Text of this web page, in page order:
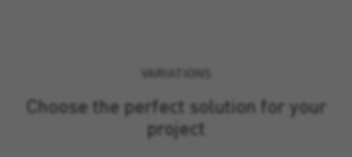
VARIATIONS
Choose the perfect solution for your
project